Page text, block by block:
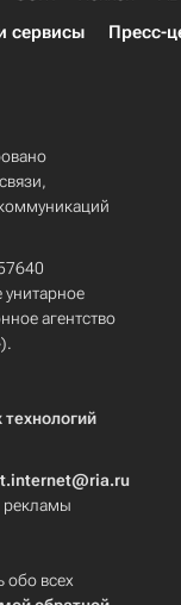
сервисы Пресс-
унитарное
агентство
рекламы
обо всех